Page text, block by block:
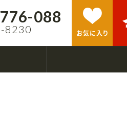
088
8230 お気に入り